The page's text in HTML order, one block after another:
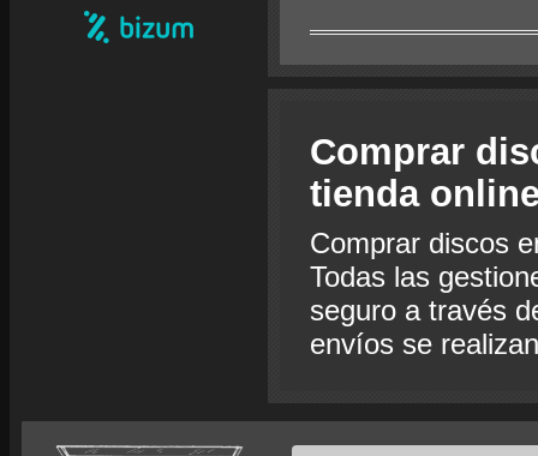
Comprar
tienda
Comprar discos
Todas las
seguro a través
envíos se